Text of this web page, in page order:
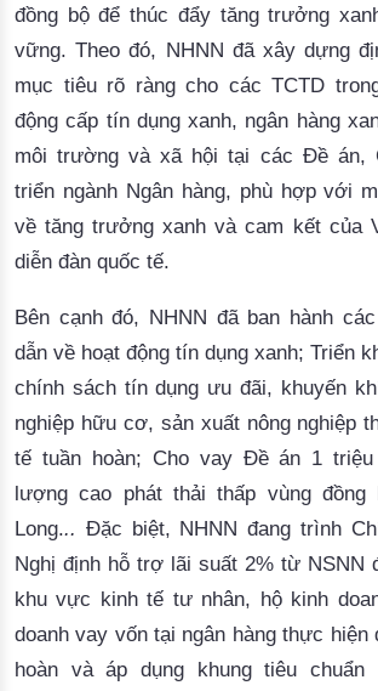
đồng bộ để thúc đẩy tăng trưởng
vững. Theo đó, NHNN đã xây dựng
mục tiêu rõ ràng cho các TCTD
động cấp tín dụng xanh, ngân hàng
môi trường và xã hội tại các Đề án,
triển ngành Ngân hàng, phù hợp với
về tăng trưởng xanh và cam kết của
diễn đàn quốc tế.
Bên cạnh đó, NHNN đã ban hành
dẫn về hoạt động tín dụng xanh; Triển
chính sách tín dụng ưu đãi, khuyến
nghiệp hữu cơ, sản xuất nông nghiệp
tế tuần hoàn; Cho vay Đề án 1
lượng cao phát thải thấp vùng đồng
Long... Đặc biệt, NHNN đang trình
Nghị định hỗ trợ lãi suất 2% từ NSNN
khu vực kinh tế tư nhân, hộ kinh
doanh vay vốn tại ngân hàng thực hiện
hoàn và áp dụng khung tiêu chuẩn